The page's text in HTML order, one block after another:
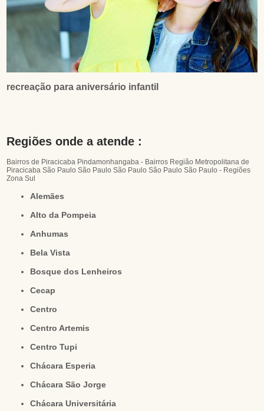
recreação para aniversário infantil
Regiões onde a atende :
Bairros de Piracicaba Pindamonhangaba - Bairros Região Metropolitana de
Piracicaba São Paulo São Paulo São Paulo São PauloSão Paulo - Regiões
Zona Sul
Alemães
Alto da Pompeia
Anhumas
Bela Vista
Bosque dos Lenheiros
Cecap
Centro
Centro Artemis
Centro Tupi
Chácara Esperia
Chácara São Jorge
Chácara Universitária